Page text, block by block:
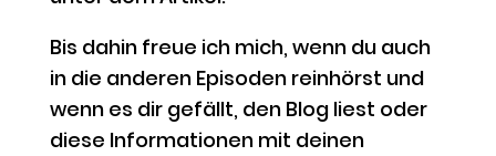
Bis dahin freue ich mich, wenn du auch
in die anderen Episoden reinhörst und
wenn es dir gefällt, den Blog liest oder
diese Informationen mit deinen